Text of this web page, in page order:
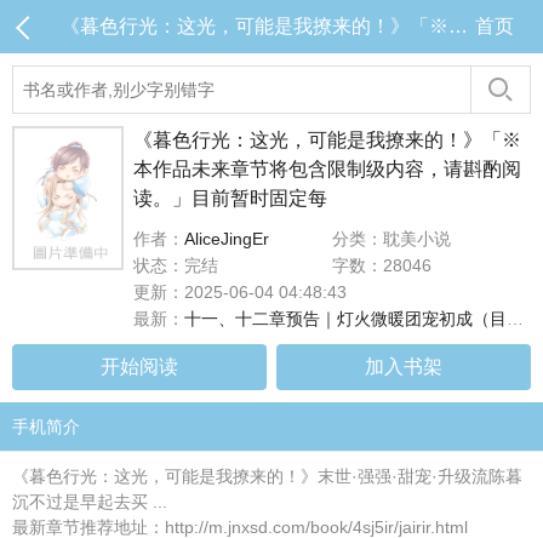
《暮色行光：这光，可能是我撩来的！》「※本作品未来章节将包含限制级内容，请斟酌阅读。」目前暂时固定每 目录 (共14章) 首页
《暮色行光：这光，可能是我撩来的！》「※
本作品未来章节将包含限制级内容，请斟酌阅
读。」目前暂时固定每
作者： AliceJingEr
分类：耽美小说
状态：完结
字数：28046
更新：2025-06-04 04:48:43
最新： 十一、十二章预告｜灯火微暖团宠初成（目前连载至第十章，#十一、十二章将於下周二早上8点更新！）
开始阅读 加入书架
手机简介
《暮色行光：这光，可能是我撩来的！》末世·强强·甜宠·升级流陈暮
沉不过是早起去买 ...
最新章节推荐地址：http://m.jnxsd.com/book/4sj5ir/jairir.html